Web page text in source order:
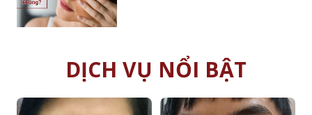
DỊCH VỤ NỔI BẬT